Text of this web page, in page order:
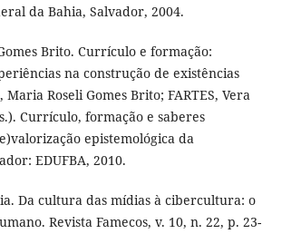
da Bahia, Salvador, 2004.
Brito. Currículo e formação:
na construção de existências
Roseli Gomes Brito; FARTES, Vera
Currículo, formação e saberes
epistemológica da
EDUFBA, 2010.
Da cultura das mídias à cibercultura: o
Revista Famecos, v. 10, n. 22, p. 23-